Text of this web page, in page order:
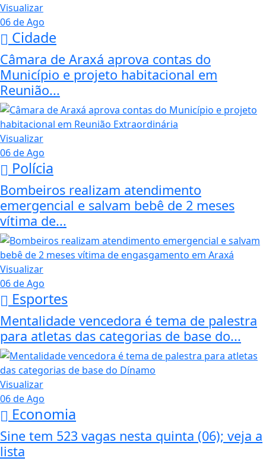
Visualizar
06 de Ago
Cidade
Câmara de Araxá aprova contas do
Município e projeto habitacional em
Reunião...
Visualizar
06 de Ago
Polícia
Bombeiros realizam atendimento
emergencial e salvam bebê de 2 meses
vítima de...
Visualizar
06 de Ago
Esportes
Mentalidade vencedora é tema de palestra
para atletas das categorias de base do...
Visualizar
06 de Ago
Economia
Sine tem 523 vagas nesta quinta (06); veja a
lista